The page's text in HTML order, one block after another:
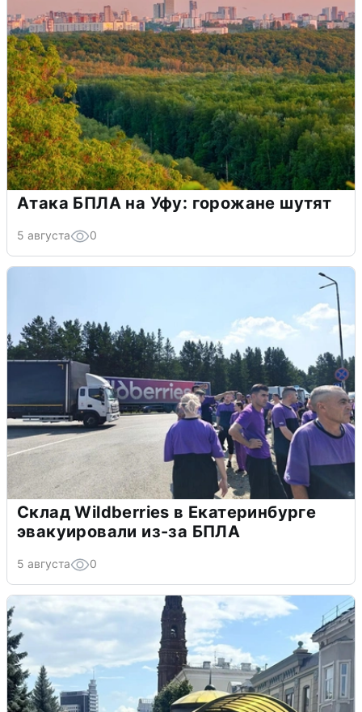
Атака БПЛА на Уфу: горожане шутят
5 августа 0
Склад Wildberries в Екатеринбурге
эвакуировали из-за БПЛА
5 августа 0